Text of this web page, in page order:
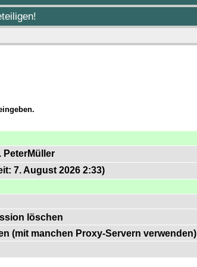
PeterMüller
7. August 2026 2:33)
löschen
(mit manchen Proxy-Servern verwenden)